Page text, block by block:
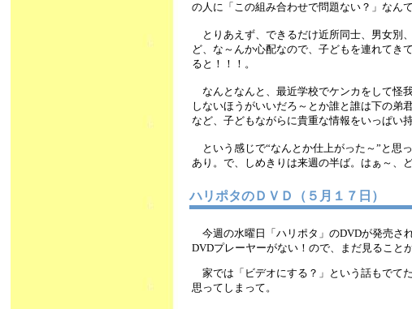
の人に「この組み合わせで問題ない？」なん
とりあえず、できるだけ近所同士、男女別
ど、な～んか心配なので、子どもを連れてき
ると！！！。
なんとなんと、最近学校でケンカをして怪
しないほうがいいだろ～とか誰と誰は下の弟
など、子どもながらに貴重な情報をいっぱい
という感じで“なんとか仕上がった～”と思
あり。で、しめきりは来週の半ば。はぁ～、
ハリポタのＤＶＤ（５月１７日）
今週の水曜日「ハリポタ」のDVDが発売さ
DVDプレーヤーがない！ので、まだ見ること
家では「ビデオにする？」という話もでて
思ってしまって。